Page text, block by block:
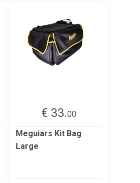
€ 33.00
Meguiars Kit Bag
Large